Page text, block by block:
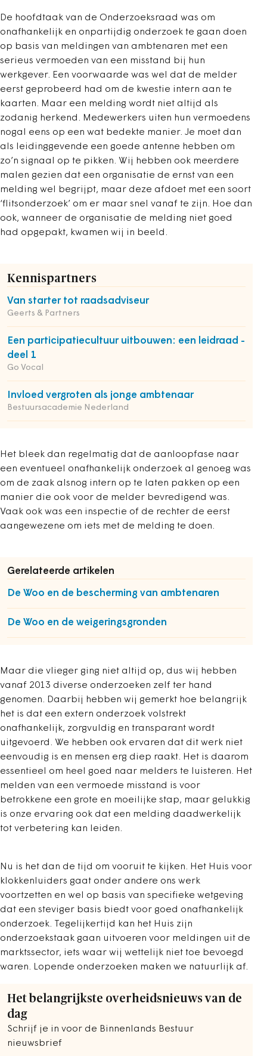
De hoofdtaak van de Onderzoeksraad was om
onafhankelijk en onpartijdig onderzoek te gaan doen
op basis van meldingen van ambtenaren met een
serieus vermoeden van een misstand bij hun
werkgever. Een voorwaarde was wel dat de melder
eerst geprobeerd had om de kwestie intern aan te
kaarten. Maar een melding wordt niet altijd als
zodanig herkend. Medewerkers uiten hun vermoedens
nogal eens op een wat bedekte manier. Je moet dan
als leidinggevende een goede antenne hebben om
zo’n signaal op te pikken. Wij hebben ook meerdere
malen gezien dat een organisatie de ernst van een
melding wel begrijpt, maar deze afdoet met een soort
‘flitsonderzoek’ om er maar snel vanaf te zijn. Hoe dan
ook, wanneer de organisatie de melding niet goed
had opgepakt, kwamen wij in beeld.
Kennispartners
Van starter tot raadsadviseur
Geerts & Partners
Een participatiecultuur uitbouwen: een leidraad -
deel 1
Go Vocal
Invloed vergroten als jonge ambtenaar
Bestuursacademie Nederland
Het bleek dan regelmatig dat de aanloopfase naar
een eventueel onafhankelijk onderzoek al genoeg was
om de zaak alsnog intern op te laten pakken op een
manier die ook voor de melder bevredigend was.
Vaak ook was een inspectie of de rechter de eerst
aangewezene om iets met de melding te doen.
Gerelateerde artikelen
De Woo en de bescherming van ambtenaren
De Woo en de weigeringsgronden
Maar die vlieger ging niet altijd op, dus wij hebben
vanaf 2013 diverse onderzoeken zelf ter hand
genomen. Daarbij hebben wij gemerkt hoe belangrijk
het is dat een extern onderzoek volstrekt
onafhankelijk, zorgvuldig en transparant wordt
uitgevoerd. We hebben ook ervaren dat dit werk niet
eenvoudig is en mensen erg diep raakt. Het is daarom
essentieel om heel goed naar melders te luisteren. Het
melden van een vermoede misstand is voor
betrokkene een grote en moeilijke stap, maar gelukkig
is onze ervaring ook dat een melding daadwerkelijk
tot verbetering kan leiden.
Nu is het dan de tijd om vooruit te kijken. Het Huis voor
klokkenluiders gaat onder andere ons werk
voortzetten en wel op basis van specifieke wetgeving
dat een steviger basis biedt voor goed onafhankelijk
onderzoek. Tegelijkertijd kan het Huis zijn
onderzoekstaak gaan uitvoeren voor meldingen uit de
marktssector, iets waar wij wettelijk niet toe bevoegd
waren. Lopende onderzoeken maken we natuurlijk af.
Het belangrijkste overheidsnieuws van de
dag
Schrijf je in voor de Binnenlands Bestuur
nieuwsbrief